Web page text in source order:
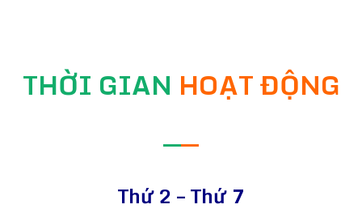
THỜI GIAN HOẠT ĐỘNG
——
Thứ 2 – Thứ 7